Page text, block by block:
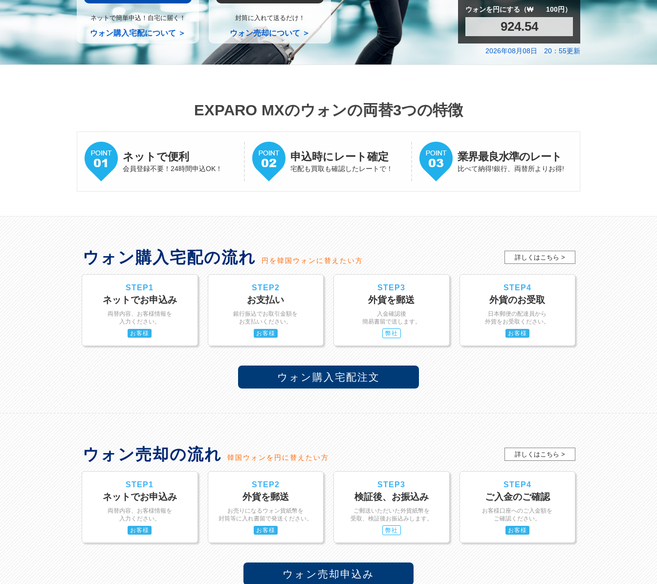
ウォンを円にする（₩ 100円）
924.54
2026年08月08日 20：55更新
ネットで簡単申込！自宅に届く！
ウォン購入宅配について ＞
封筒に入れて送るだけ！
ウォン売却について ＞
EXPARO MXのウォンの両替3つの特徴
ネットで便利
会員登録不要！24時間申込OK！
申込時にレート確定
宅配も買取も確認したレートで！
業界最良水準のレート
比べて納得!銀行、両替所よりお得!
詳しくはこちら >
ウォン購入宅配の流れ 円を韓国ウォンに替えたい方
STEP1
ネットでお申込み
両替内容、お客様情報を
入力ください。
お客様
STEP2
お支払い
銀行振込でお取引金額を
お支払いください。
お客様
STEP3
外貨を郵送
入金確認後
簡易書留で送します。
弊社
STEP4
外貨のお受取
日本郵便の配達員から
外貨をお受取ください。
お客様
ウォン購入宅配注文
詳しくはこちら >
ウォン売却の流れ 韓国ウォンを円に替えたい方
STEP1
ネットでお申込み
両替内容、お客様情報を
入力ください。
お客様
STEP2
外貨を郵送
お売りになるウォン貨紙幣を
封筒等に入れ書留で発送ください。
お客様
STEP3
検証後、お振込み
ご郵送いただいた外貨紙幣を
受取、検証後お振込みします。
弊社
STEP4
ご入金のご確認
お客様口座へのご入金額を
ご確認ください。
お客様
ウォン売却申込み